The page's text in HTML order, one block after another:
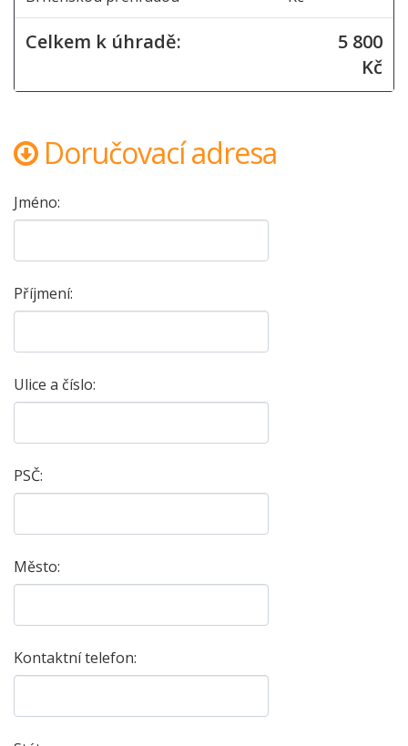
Celkem k úhradě:
5 800
Kč
Doručovací adresa
Jméno:
Příjmení:
Ulice a číslo:
PSČ:
Město:
Kontaktní telefon: